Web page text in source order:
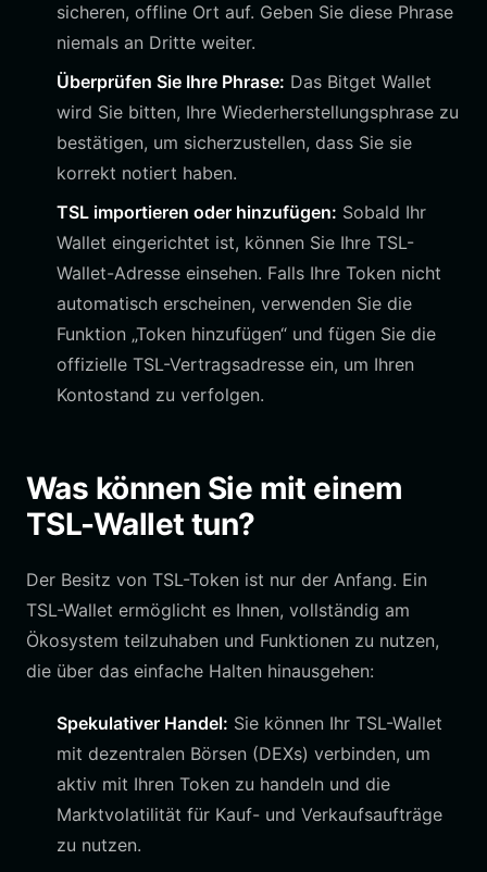
sicheren, offline Ort auf. Geben Sie diese Phrase
niemals an Dritte weiter.
Überprüfen Sie Ihre Phrase: Das Bitget Wallet
wird Sie bitten, Ihre Wiederherstellungsphrase zu
bestätigen, um sicherzustellen, dass Sie sie
korrekt notiert haben.
TSL importieren oder hinzufügen: Sobald Ihr
Wallet eingerichtet ist, können Sie Ihre TSL-
Wallet-Adresse einsehen. Falls Ihre Token nicht
automatisch erscheinen, verwenden Sie die
Funktion „Token hinzufügen“ und fügen Sie die
offizielle TSL-Vertragsadresse ein, um Ihren
Kontostand zu verfolgen.
Was können Sie mit einem
TSL-Wallet tun?
Der Besitz von TSL-Token ist nur der Anfang. Ein
TSL-Wallet ermöglicht es Ihnen, vollständig am
Ökosystem teilzuhaben und Funktionen zu nutzen,
die über das einfache Halten hinausgehen:
Spekulativer Handel: Sie können Ihr TSL-Wallet
mit dezentralen Börsen (DEXs) verbinden, um
aktiv mit Ihren Token zu handeln und die
Marktvolatilität für Kauf- und Verkaufsaufträge
zu nutzen.